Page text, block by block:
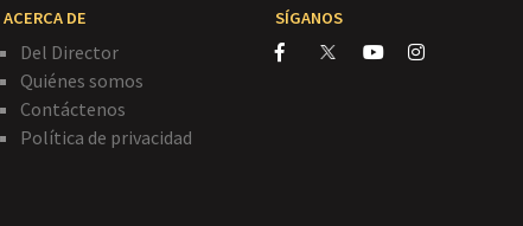
ACERCA DE
Del Director
Quiénes somos
Contáctenos
Política de privacidad
SÍGANOS